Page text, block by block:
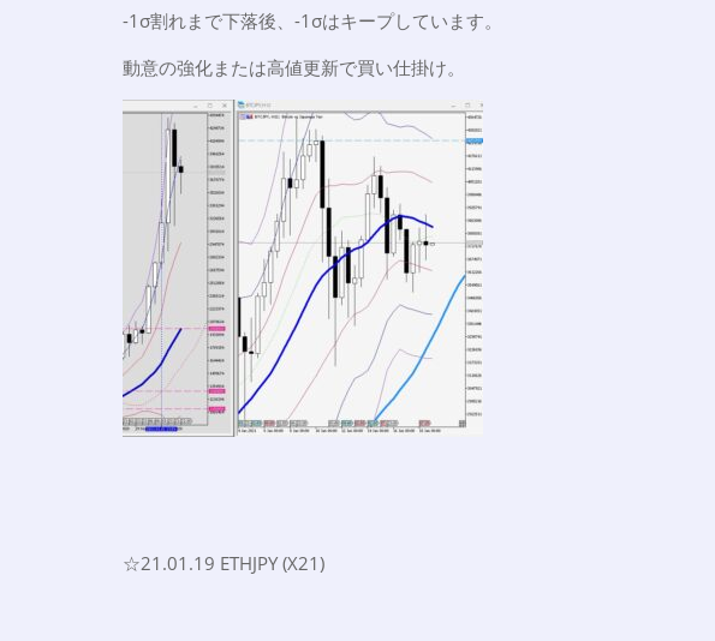
-1σ割れまで下落後、-1σはキープしています。
動意の強化または高値更新で買い仕掛け。
☆21.01.19 ETHJPY (X21)